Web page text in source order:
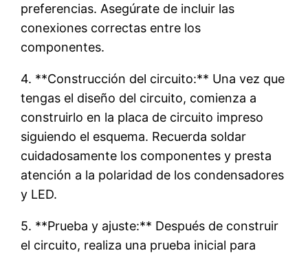
preferencias. Asegúrate de incluir las
conexiones correctas entre los
componentes.
4. **Construcción del circuito:** Una vez que
tengas el diseño del circuito, comienza a
construirlo en la placa de circuito impreso
siguiendo el esquema. Recuerda soldar
cuidadosamente los componentes y presta
atención a la polaridad de los condensadores
y LED.
5. **Prueba y ajuste:** Después de construir
el circuito, realiza una prueba inicial para